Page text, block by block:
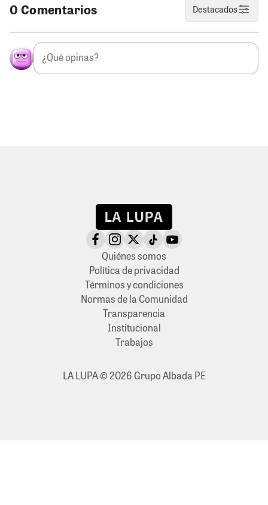
0 Comentarios Destacados
Quiénes somos
Política de privacidad
Términos y condiciones
Normas de la Comunidad
Transparencia
Institucional
Trabajos
LA LUPA © 2026 Grupo Albada PE